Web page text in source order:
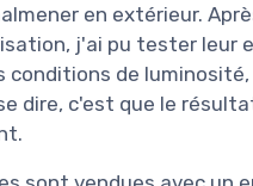
en extérieur.
j'ai pu tester leur
conditions de
dire, c'est que le